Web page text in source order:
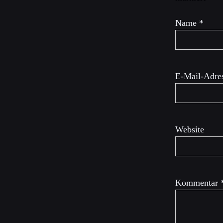
Kommentar
Name *
E-Mail-
Website